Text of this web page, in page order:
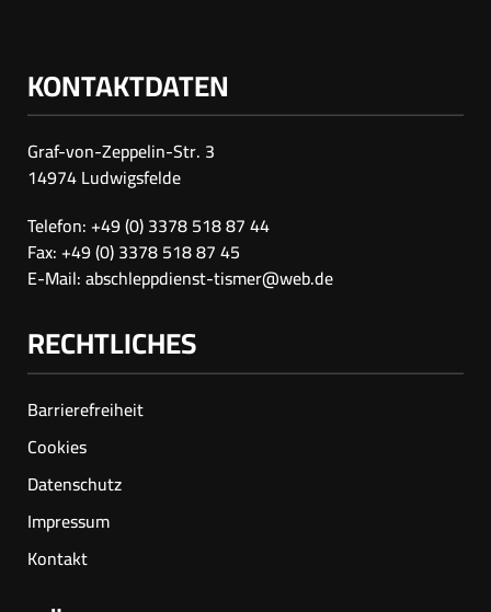
KONTAKTDATEN
Graf-von-Zeppelin-Str. 3
14974 Ludwigsfelde
Telefon: +49 (0) 3378 518 87 44
Fax: +49 (0) 3378 518 87 45
E-Mail:abschleppdienst-tismer@web.de
RECHTLICHES
Barrierefreiheit
Cookies
Datenschutz
Impressum
Kontakt